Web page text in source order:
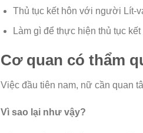
Thủ tục kết hôn với người Lít-
Làm gì để thực hiện thủ tục
Cơ quan có thẩm
Việc đầu tiên nam, nữ cần quan
Vì sao lại như vậy?